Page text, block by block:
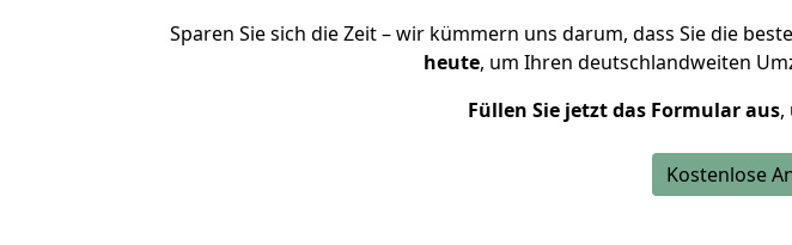
Sparen Sie sich die Zeit – wir kümmern uns darum, dass Sie die
heute, um Ihren deutschlandweiten
Füllen Sie jetzt das Formular aus,
Kostenlose